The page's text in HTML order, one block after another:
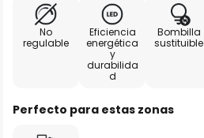
No
regulable
Eficiencia
energética
y
durabilida
d
Bombilla
sustituible
Perfecto para estas zonas